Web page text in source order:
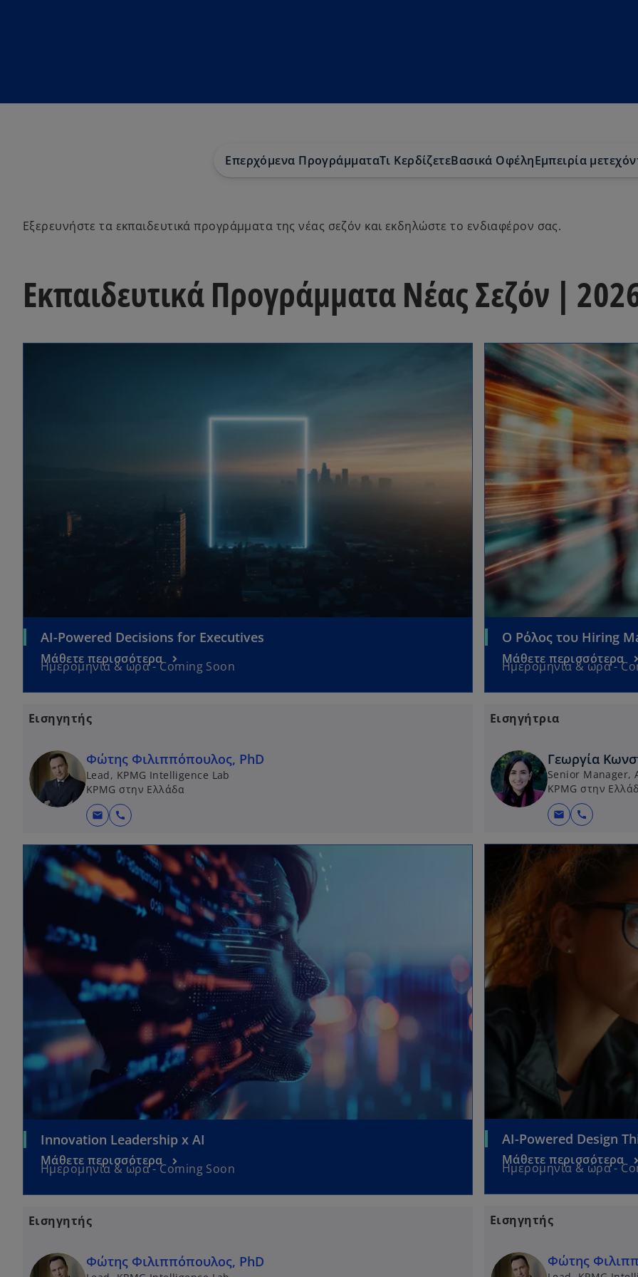
Επερχόμενα ΠρογράμματαΤι ΚερδίζετεΒασικά ΟφέληEμπειρία
Εξερευνήστε τα εκπαιδευτικά προγράμματα της νέας σεζόν και εκδηλώστε το ενδιαφέρον σας.
Εκπαιδευτικά Προγράμματα Νέας Σεζόν |
AI-Powered Decisions for Executives
Ημερομηνία & ώρα - Coming Soon
Μάθετε περισσότερα
Εισηγητής
Φώτης Φιλιππόπουλος, PhD
Lead, KPMG Intelligence Lab
KPMG στην Ελλάδα
mail call
Innovation Leadership x AI
Ημερομηνία & ώρα - Coming Soon
Μάθετε περισσότερα
Εισηγητής
Φώτης Φιλιππόπουλος, PhD
Ο Ρόλος του Hiring
Ημερομηνία & ώρα -
Μάθετε περισσότερα
Εισηγήτρια
Γεωργία
Senior Manager,
KPMG στην
mail call
AI-Powered Design
Ημερομηνία & ώρα -
Μάθετε περισσότερα
Εισηγητής
Φώτης